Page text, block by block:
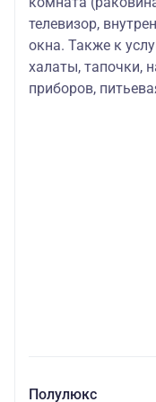
телевизор,
окна. Также к
халаты, тапочки,
приборов,
Полулюкс